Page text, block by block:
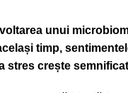
unui
timp,
stres crește